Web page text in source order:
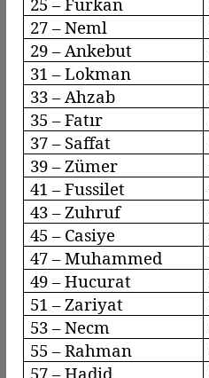
27 –Neml
29 – Ankebut
31 – Lokman
33 – Ahzab
35 –Fatır
37 – Saffat
39 – Zümer
41 –Fussilet
43 – Zuhruf
45 – Casiye
47 – Muhammed
49 –Hucurat
51 – Zariyat
53 –Necm
55 – Rahman
57 –Hadid